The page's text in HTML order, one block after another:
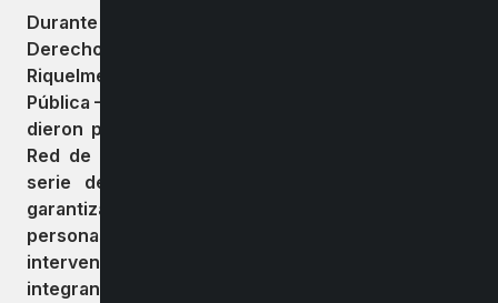
Durante esta mañana la Seremi de Justicia y
Derechos Humanos de Ñuble – Elizabeth
Riquelme-, el Coordinador Regional de Seguridad
Pública –Jorge Muñoz- y el alcalde Guillermo Yeber
dieron por inaugurada una plaza ciudadana de la
Red de Asistencia a Víctimas, que agrupa a una
serie de instituciones del Estado que buscan
garantizar el ejercicio pleno de los derechos de las
personas víctimas de delito, mediante la
intervención coordinada de las instituciones que
integran el sistema de apoyo.